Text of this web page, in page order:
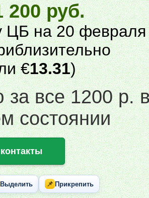
200 руб.
ЦБ на 20 февраля
€13.31)
все 1200 р.
состоянии
Выделить 📌 Прикрепить